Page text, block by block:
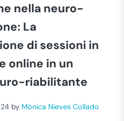
nella neuro-
La
di sessioni in
online in un
riabilitante
by Mónica Nieves Collado